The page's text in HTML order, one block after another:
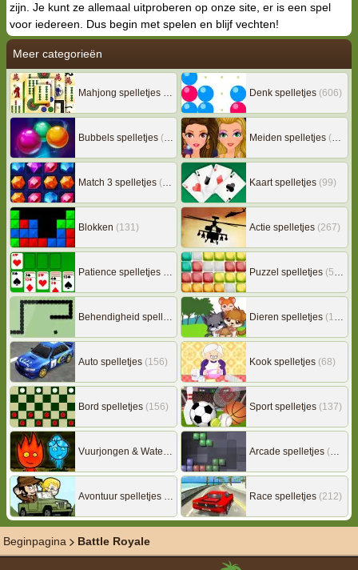
zijn. Je kunt ze allemaal uitproberen op onze site, er is een spel
voor iedereen. Dus begin met spelen en blijf vechten!
Meer categorieën
Mahjong spelletjes
(133) Denk spelletjes (606)
Bubbels spelletjes (78) Meiden spelletjes (239)
Match 3 spelletjes (163) Kaart spelletjes (99)
Blokken (131) Actie spelletjes (267)
Patience spelletjes
(92) Puzzel spelletjes (507)
Behendigheid spelletjes (506) Dieren spelletjes (149)
Auto spelletjes (156) Kook spelletjes (68)
Bord spelletjes (156) Sport spelletjes (137)
Vuurjongen & Watermeisje (7) Arcade spelletjes (306)
Avontuur spelletjes
(217) Race spelletjes (212)
Beginpagina Battle Royale